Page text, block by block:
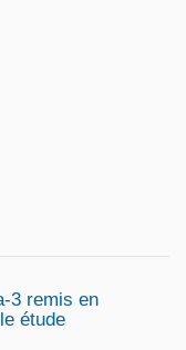
3 remis en
étude